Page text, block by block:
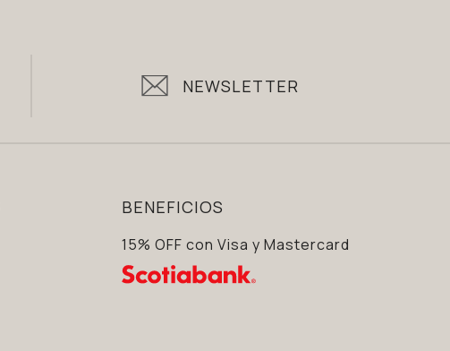
NEWSLETTER
BENEFICIOS
15% OFF con Visa y Mastercard